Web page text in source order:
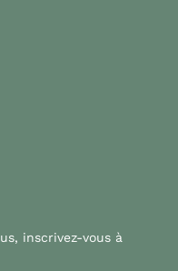
inscrivez-vous à